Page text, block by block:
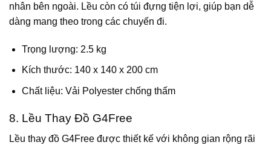
nhân bên ngoài. Lều còn có túi đựng tiện lợi, giúp bạn dễ
dàng mang theo trong các chuyến đi.
Trọng lượng: 2.5 kg
Kích thước: 140 x 140 x 200 cm
Chất liệu: Vải Polyester chống thấm
8. Lều Thay Đồ G4Free
Lều thay đồ G4Free được thiết kế với không gian rộng rãi